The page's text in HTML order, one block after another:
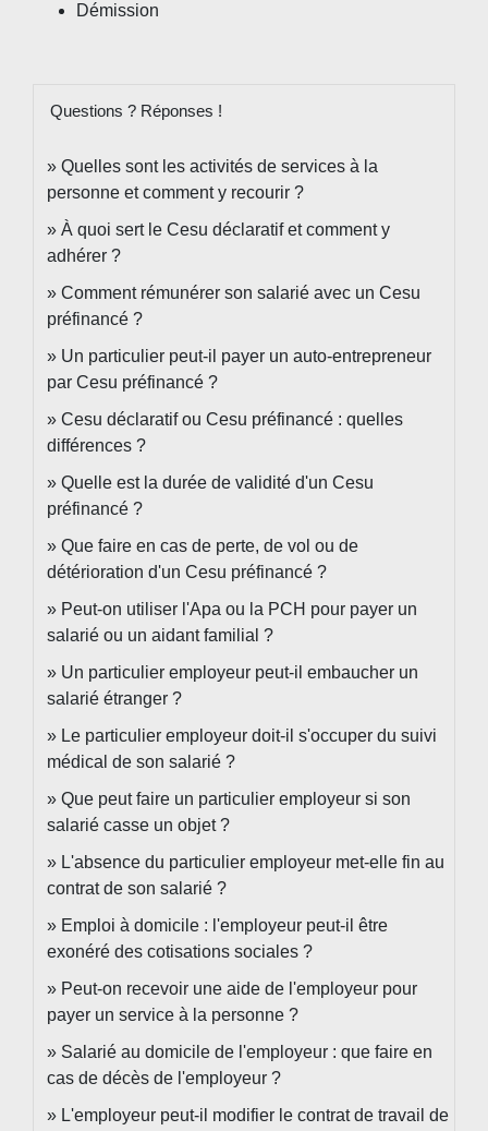
Démission
Questions ? Réponses !
Quelles sont les activités de services à la
personne et comment y recourir ?
À quoi sert le Cesu déclaratif et comment y
adhérer ?
Comment rémunérer son salarié avec un Cesu
préfinancé ?
Un particulier peut-il payer un auto-entrepreneur
par Cesu préfinancé ?
Cesu déclaratif ou Cesu préfinancé : quelles
différences ?
Quelle est la durée de validité d'un Cesu
préfinancé ?
Que faire en cas de perte, de vol ou de
détérioration d'un Cesu préfinancé ?
Peut-on utiliser l'Apa ou la PCH pour payer un
salarié ou un aidant familial ?
Un particulier employeur peut-il embaucher un
salarié étranger ?
Le particulier employeur doit-il s'occuper du suivi
médical de son salarié ?
Que peut faire un particulier employeur si son
salarié casse un objet ?
L'absence du particulier employeur met-elle fin au
contrat de son salarié ?
Emploi à domicile : l'employeur peut-il être
exonéré des cotisations sociales ?
Peut-on recevoir une aide de l'employeur pour
payer un service à la personne ?
Salarié au domicile de l'employeur : que faire en
cas de décès de l'employeur ?
L'employeur peut-il modifier le contrat de travail de